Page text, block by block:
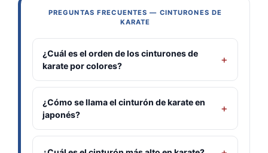
PREGUNTAS FRECUENTES — CINTURONES DE
KARATE
¿Cuál es el orden de los cinturones de
karate por colores?
¿Cómo se llama el cinturón de karate en
japonés?